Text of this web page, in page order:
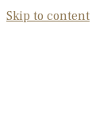
Skip to content